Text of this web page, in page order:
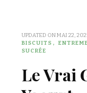
UPDATED ONMAI 22,
BISCUITS
SUCRÉE
Le Vrai